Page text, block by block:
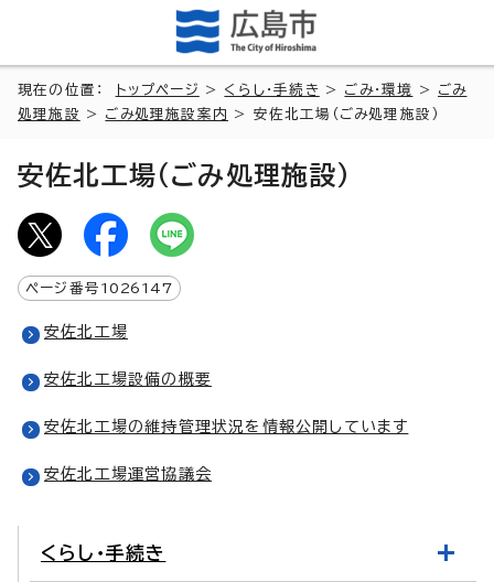
現在の位置： トップページ > くらし・手続き > ごみ・環境 > ごみ
処理施設
> ごみ処理施設案内 > 安佐北工場（ごみ処理施設）
安佐北工場（ごみ処理施設）
ページ番号 1026147
安佐北工場
安佐北工場設備の概要
安佐北工場の維持管理状況を情報公開しています
安佐北工場運営協議会
くらし・手続き